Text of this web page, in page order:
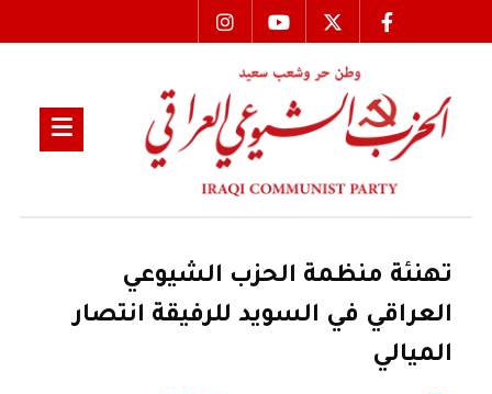
تهنئة منظمة الحزب الشيوعي
العراقي في السويد للرفيقة انتصار
الميالي